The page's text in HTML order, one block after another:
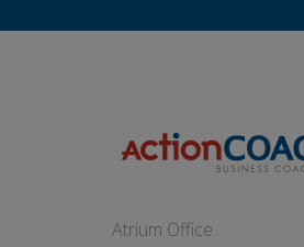
Atrium Office